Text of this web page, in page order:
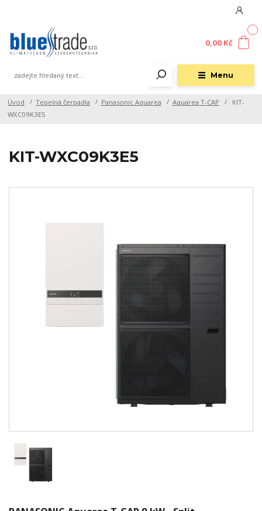
Menu
0,00 Kč
Úvod Tepelná čerpadla Panasonic Aquarea Aquarea T-CAP
KIT-
WXC09K3E5
KIT-WXC09K3E5